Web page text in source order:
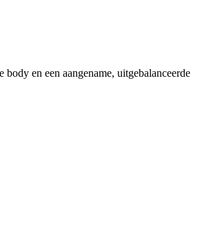
en een aangename, uitgebalanceerde